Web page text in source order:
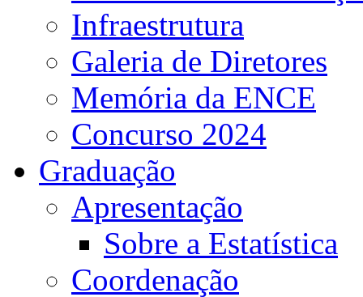
Infraestrutura
Galeria de Diretores
Memória da ENCE
Concurso 2024
Graduação
Apresentação
Sobre a Estatística
Coordenação